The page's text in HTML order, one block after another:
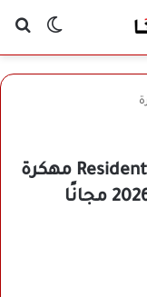
الوضع
تحميل لعبة Resident Evil Survival Unit مهكرة